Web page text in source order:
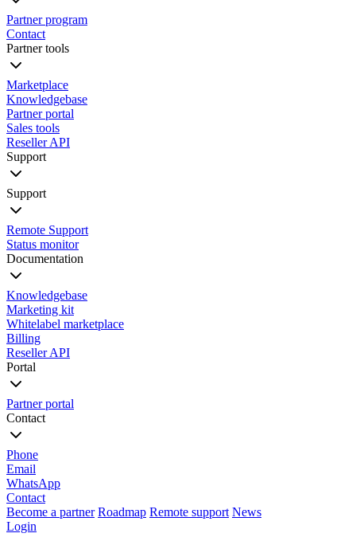
Partner program
Contact
Partner tools
Marketplace
Knowledgebase
Partner portal
Sales tools
Reseller API
Support
Support
Remote Support
Status monitor
Documentation
Knowledgebase
Marketing kit
Whitelabel marketplace
Billing
Reseller API
Portal
Partner portal
Contact
Phone
Email
WhatsApp
Contact
Become a partner Roadmap Remote support News
Login